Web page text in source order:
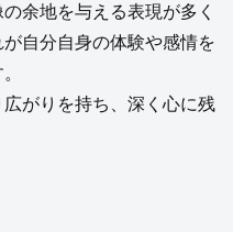
余地を与える表現が多く
自分自身の体験や感情を
がりを持ち、深く心に残